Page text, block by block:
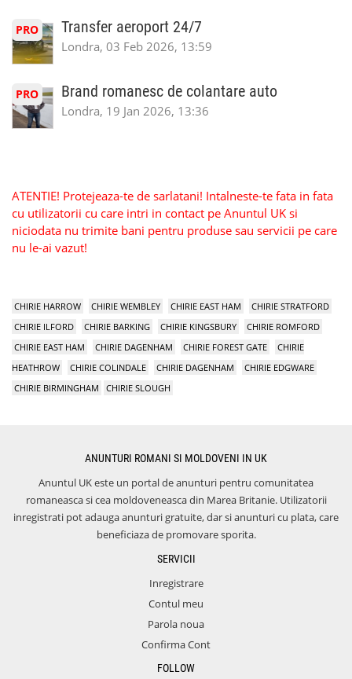
PRO Transfer aeroport 24/7
Londra, 03 Feb 2026, 13:59
PRO Brand romanesc de colantare auto
Londra, 19 Jan 2026, 13:36
ATENTIE! Protejeaza-te de sarlatani! Intalneste-te fata in fata
cu utilizatorii cu care intri in contact pe Anuntul UK si
niciodata nu trimite bani pentru produse sau servicii pe care
nu le-ai vazut!
CHIRIE HARROW CHIRIE WEMBLEY CHIRIE EAST HAM
CHIRIE STRATFORD
CHIRIE ILFORD
CHIRIE BARKING CHIRIE KINGSBURY
CHIRIE ROMFORD
CHIRIE EAST HAM
CHIRIE DAGENHAM CHIRIE FOREST GATE
CHIRIE
HEATHROW
CHIRIE COLINDALE CHIRIE DAGENHAM
CHIRIE EDGWARE
CHIRIE BIRMINGHAM
CHIRIE SLOUGH
ANUNTURI ROMANI SI MOLDOVENI IN UK
Anuntul UK este un portal de anunturi pentru comunitatea
romaneasca si cea moldoveneasca din Marea Britanie. Utilizatorii
inregistrati pot adauga anunturi gratuite, dar si anunturi cu plata, care
beneficiaza de promovare sporita.
SERVICII
Inregistrare
Contul meu
Parola noua
Confirma Cont
FOLLOW